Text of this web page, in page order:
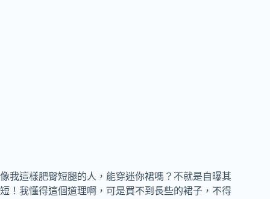
像我這樣肥臀短腿的人，能穿迷你裙嗎？不就是自曝其
短！我懂得這個道理啊，可是買不到長些的裙子，不得